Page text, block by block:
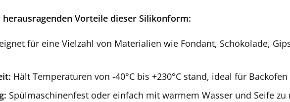
Vorteile dieser Silikonform:
für eine Vielzahl von Materialien wie Fondant, Schokolade,
Hält Temperaturen von -40°C bis +230°C stand, ideal für
Spülmaschinenfest oder einfach mit warmem Wasser und Seife zu